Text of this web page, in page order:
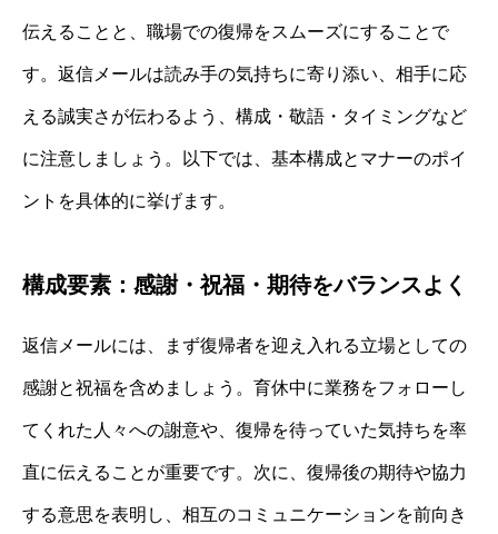
伝えることと、職場での復帰をスムーズにすることで
す。返信メールは読み手の気持ちに寄り添い、相手に応
える誠実さが伝わるよう、構成・敬語・タイミングなど
に注意しましょう。以下では、基本構成とマナーのポイ
ントを具体的に挙げます。
構成要素：感謝・祝福・期待をバランスよく
返信メールには、まず復帰者を迎え入れる立場としての
感謝と祝福を含めましょう。育休中に業務をフォローし
てくれた人々への謝意や、復帰を待っていた気持ちを率
直に伝えることが重要です。次に、復帰後の期待や協力
する意思を表明し、相互のコミュニケーションを前向き